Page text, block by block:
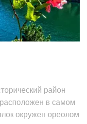
район
в самом
окружен ореолом